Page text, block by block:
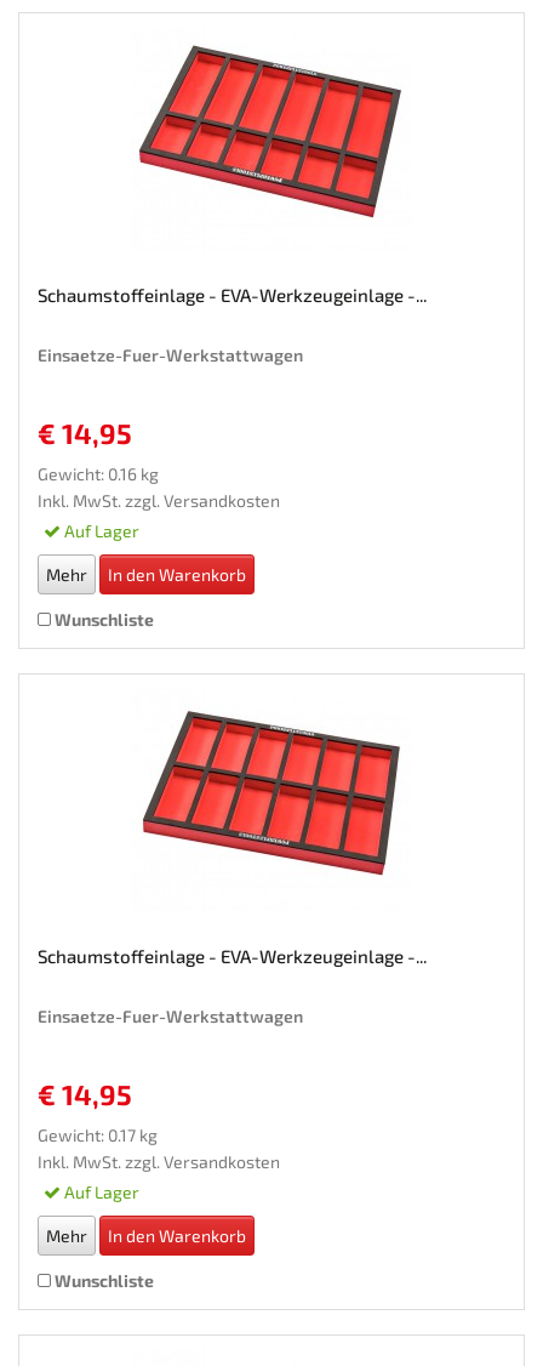
Schaumstoffeinlage - EVA-Werkzeugeinlage -...
Einsaetze-Fuer-Werkstattwagen
€ 14,95
Gewicht: 0.16 kg
Inkl. MwSt. zzgl. Versandkosten
Auf Lager
Mehr In den Warenkorb
Wunschliste
Schaumstoffeinlage - EVA-Werkzeugeinlage -...
Einsaetze-Fuer-Werkstattwagen
€ 14,95
Gewicht: 0.17 kg
Inkl. MwSt. zzgl. Versandkosten
Auf Lager
Mehr In den Warenkorb
Wunschliste